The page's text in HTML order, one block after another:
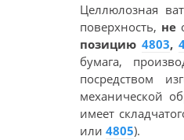
Целлюлозная
поверхность, не
позицию4803,
бумага,
посредством
механической
имеет
или 4805).